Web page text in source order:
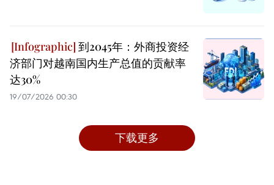
到2045年：外商投资经
济部门对越南国内生产总值的贡献率
达30%
19/07/2026 00:30
下载更多